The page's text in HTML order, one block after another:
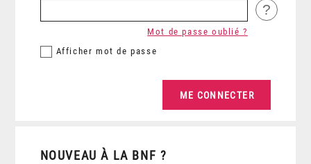
?
Afficher mot de passe
Mot de passe oublié ?
NOUVEAU À LA BNF ?